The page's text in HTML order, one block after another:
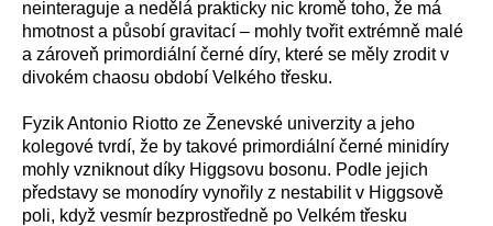
neinteraguje a nedělá prakticky nic kromě toho, že má
hmotnost a působí gravitací – mohly tvořit extrémně malé
a zároveň primordiální černé díry, které se měly zrodit v
divokém chaosu období Velkého třesku.
Fyzik Antonio Riotto ze Ženevské univerzity a jeho
kolegové tvrdí, že by takové primordiální černé minidíry
mohly vzniknout díky Higgsovu bosonu. Podle jejich
představy se monodíry vynořily z nestabilit v Higgsově
poli, když vesmír bezprostředně po Velkém třesku